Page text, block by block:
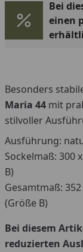
Bei
einen
Besonders
Maria 44 mit
stilvoller
Ausführung:
Sockelmaß: 300
B)
Gesamtmaß:
(Größe B)
Bei diesem
reduzierten